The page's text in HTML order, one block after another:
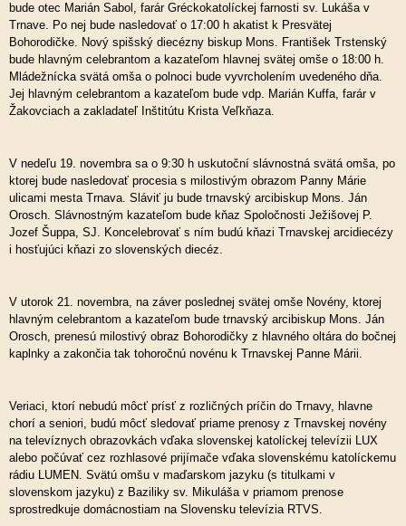
bude otec Marián Sabol, farár Gréckokatolíckej farnosti sv. Lukáša v
Trnave. Po nej bude nasledovať o 17:00 h akatist k Presvätej
Bohorodičke. Nový spišský diecézny biskup Mons. František Trstenský
bude hlavným celebrantom a kazateľom hlavnej svätej omše o 18:00 h.
Mládežnícka svätá omša o polnoci bude vyvrcholením uvedeného dňa.
Jej hlavným celebrantom a kazateľom bude vdp. Marián Kuffa, farár v
Žakovciach a zakladateľ Inštitútu Krista Veľkňaza.
V nedeľu 19. novembra sa o 9:30 h uskutoční slávnostná svätá omša, po
ktorej bude nasledovať procesia s milostivým obrazom Panny Márie
ulicami mesta Trnava. Sláviť ju bude trnavský arcibiskup Mons. Ján
Orosch. Slávnostným kazateľom bude kňaz Spoločnosti Ježišovej P.
Jozef Šuppa, SJ. Koncelebrovať s ním budú kňazi Trnavskej arcidiecézy
i hosťujúci kňazi zo slovenských diecéz.
V utorok 21. novembra, na záver poslednej svätej omše Novény, ktorej
hlavným celebrantom a kazateľom bude trnavský arcibiskup Mons. Ján
Orosch, prenesú milostivý obraz Bohorodičky z hlavného oltára do bočnej
kaplnky a zakončia tak tohoročnú novénu k Trnavskej Panne Márii.
Veriaci, ktorí nebudú môcť prísť z rozličných príčin do Trnavy, hlavne
chorí a seniori, budú môcť sledovať priame prenosy z Trnavskej novény
na televíznych obrazovkách vďaka slovenskej katolíckej televízii LUX
alebo počúvať cez rozhlasové prijímače vďaka slovenskému katolíckemu
rádiu LUMEN. Svätú omšu v maďarskom jazyku (s titulkami v
slovenskom jazyku) z Baziliky sv. Mikuláša v priamom prenose
sprostredkuje domácnostiam na Slovensku televízia RTVS.